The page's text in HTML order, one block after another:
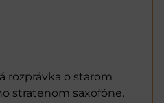
rozprávka o starom
stratenom saxofóne.